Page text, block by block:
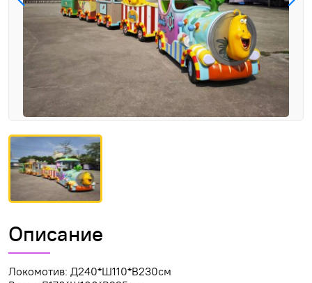
Описание
Локомотив: Д240*Ш110*В230см